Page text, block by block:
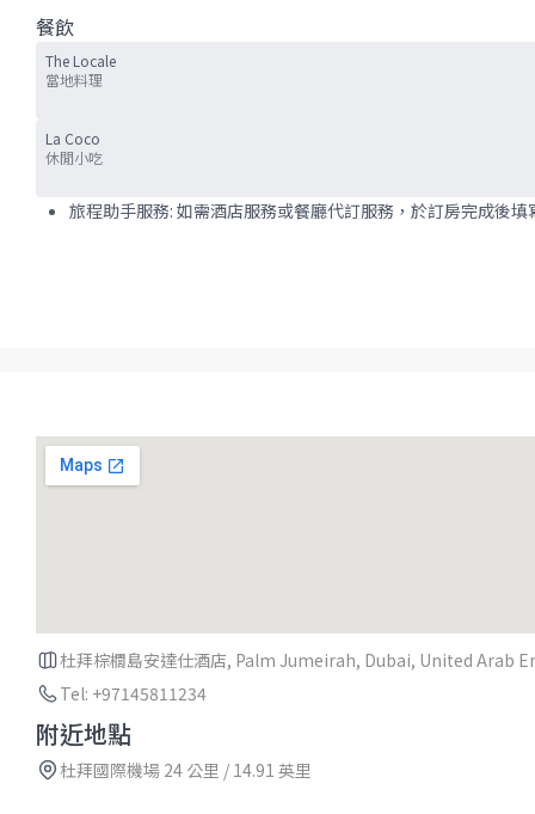
餐飲
The Locale
當地料理
La Coco
休閒小吃
旅程助手服務: 如需酒店服務或餐廳代訂服務，於訂房完成後
杜拜棕櫚島安達仕酒店, Palm Jumeirah, Dubai, United Arab
Tel: +97145811234
附近地點
杜拜國際機場 24 公里 / 14.91 英里